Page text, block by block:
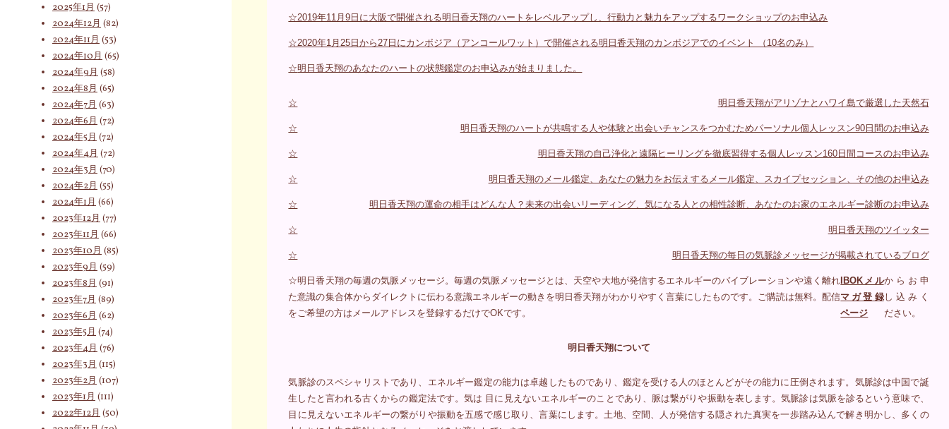
☆2019年11月9日に大阪で開催される明日香天翔のハートをレベルアップし、行動力と魅力をアップするワークショップのお申込み
☆2020年1月25日から27日にカンボジア（アンコールワット）で開催される明日香天翔のカンボジアでのイベント （10名のみ）
☆明日香天翔のあなたのハートの状態鑑定のお申込みが始まりました。
☆ 明日香天翔がアリゾナとハワイ島で厳選した天然石
☆ 明日香天翔のハートが共鳴する人や体験と出会いチャンスをつかむためパーソナル個人レッスン90日間のお申込み
☆ 明日香天翔の自己浄化と遠隔ヒーリングを徹底習得する個人レッスン160日間コースのお申込み
☆ 明日香天翔のメール鑑定、あなたの魅力をお伝えするメール鑑定、スカイプセッション、その他のお申込み
☆ 明日香天翔の運命の相手はどんな人？未来の出会いリーディング、気になる人との相性診断、あなたのお家のエネルギー診断のお申込み
☆ 明日香天翔のツイッター
☆ 明日香天翔の毎日の気脈診メッセージが掲載されているブログ
☆明日香天翔の毎週の気脈メッセージ。毎週の気脈メッセージとは、天空や大地が発信するエネルギーのバイブレーションや遠く離れ
た意識の集合体からダイレクトに伝わる意識エネルギーの動きを明日香天翔がわかりやすく言葉にしたものです。ご購読は無料。配信
をご希望の方はメールアドレスを登録するだけでOKです。
IBOKメル
マガ登録
ページ
からお申
し込みく
ださい。
明日香天翔について
気脈診のスペシャリストであり、エネルギー鑑定の能力は卓越したものであり、鑑定を受ける人のほとんどがその能力に圧倒されます。気脈診は中国で誕
生したと言われる古くからの鑑定法です。気は 目に見えないエネルギーのことであり、脈は繋がりや振動を表します。気脈診は気脈を診るという意味で、
目に見えないエネルギーの繋がりや振動を五感で感じ取り、言葉にします。土地、空間、人が発信する隠された真実を一歩踏み込んで解き明かし、多くの
2025年1月 (57)
2024年12月 (82)
2024年11月 (53)
2024年10月 (65)
2024年9月 (58)
2024年8月 (65)
2024年7月 (63)
2024年6月 (72)
2024年5月 (72)
2024年4月 (72)
2024年3月 (70)
2024年2月 (55)
2024年1月 (66)
2023年12月 (77)
2023年11月 (66)
2023年10月 (85)
2023年9月 (59)
2023年8月 (91)
2023年7月 (89)
2023年6月 (62)
2023年5月 (74)
2023年4月 (76)
2023年3月 (115)
2023年2月 (107)
2023年1月 (111)
2022年12月 (50)